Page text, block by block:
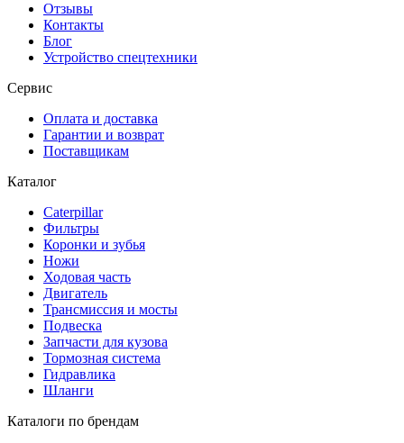
Отзывы
Контакты
Блог
Устройство спецтехники
Сервис
Оплата и доставка
Гарантии и возврат
Поставщикам
Каталог
Caterpillar
Фильтры
Коронки и зубья
Ножи
Ходовая часть
Двигатель
Трансмиссия и мосты
Подвеска
Запчасти для кузова
Тормозная система
Гидравлика
Шланги
Каталоги по брендам